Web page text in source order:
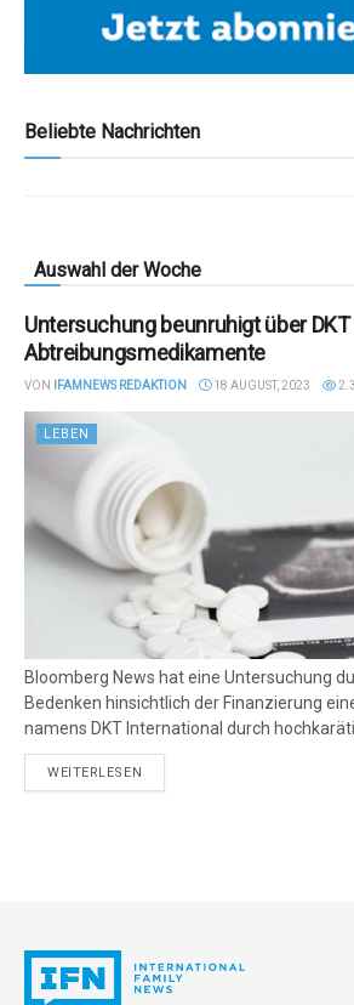
Beliebte Nachrichten
Auswahl der Woche
Untersuchung beunruhigt über
Abtreibungsmedikamente
VON IFAMNEWS REDAKTION 18 AUGUST, 2023
LEBEN
Bloomberg News hat eine Untersuchung
Bedenken hinsichtlich der Finanzierung
namens DKT International durch
WEITERLESEN